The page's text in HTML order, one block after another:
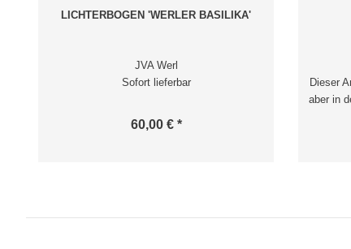
LICHTERBOGEN 'WERLER BASILIKA'
JVA Werl
Sofort lieferbar
60,00 € *
Dieser
aber in